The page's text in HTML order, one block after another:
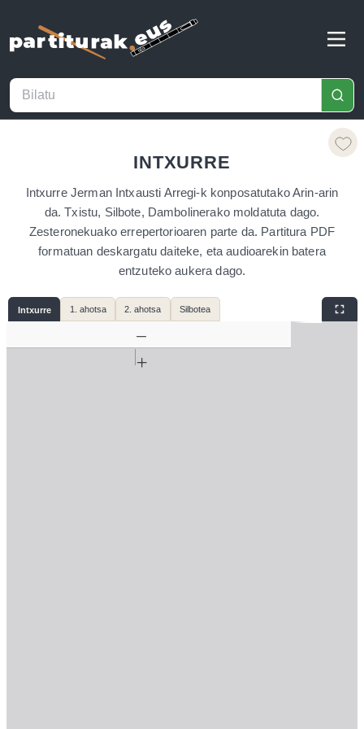
INTXURRE
Intxurre Jerman Intxausti Arregi-k konposatutako Arin-arin
da. Txistu, Silbote, Dambolinerako moldatuta dago.
Zesteronekuako errepertorioaren parte da. Partitura PDF
formatuan deskargatu daiteke, eta audioarekin batera
entzuteko aukera dago.
Intxurre 1. ahotsa 2. ahotsa Silbotea